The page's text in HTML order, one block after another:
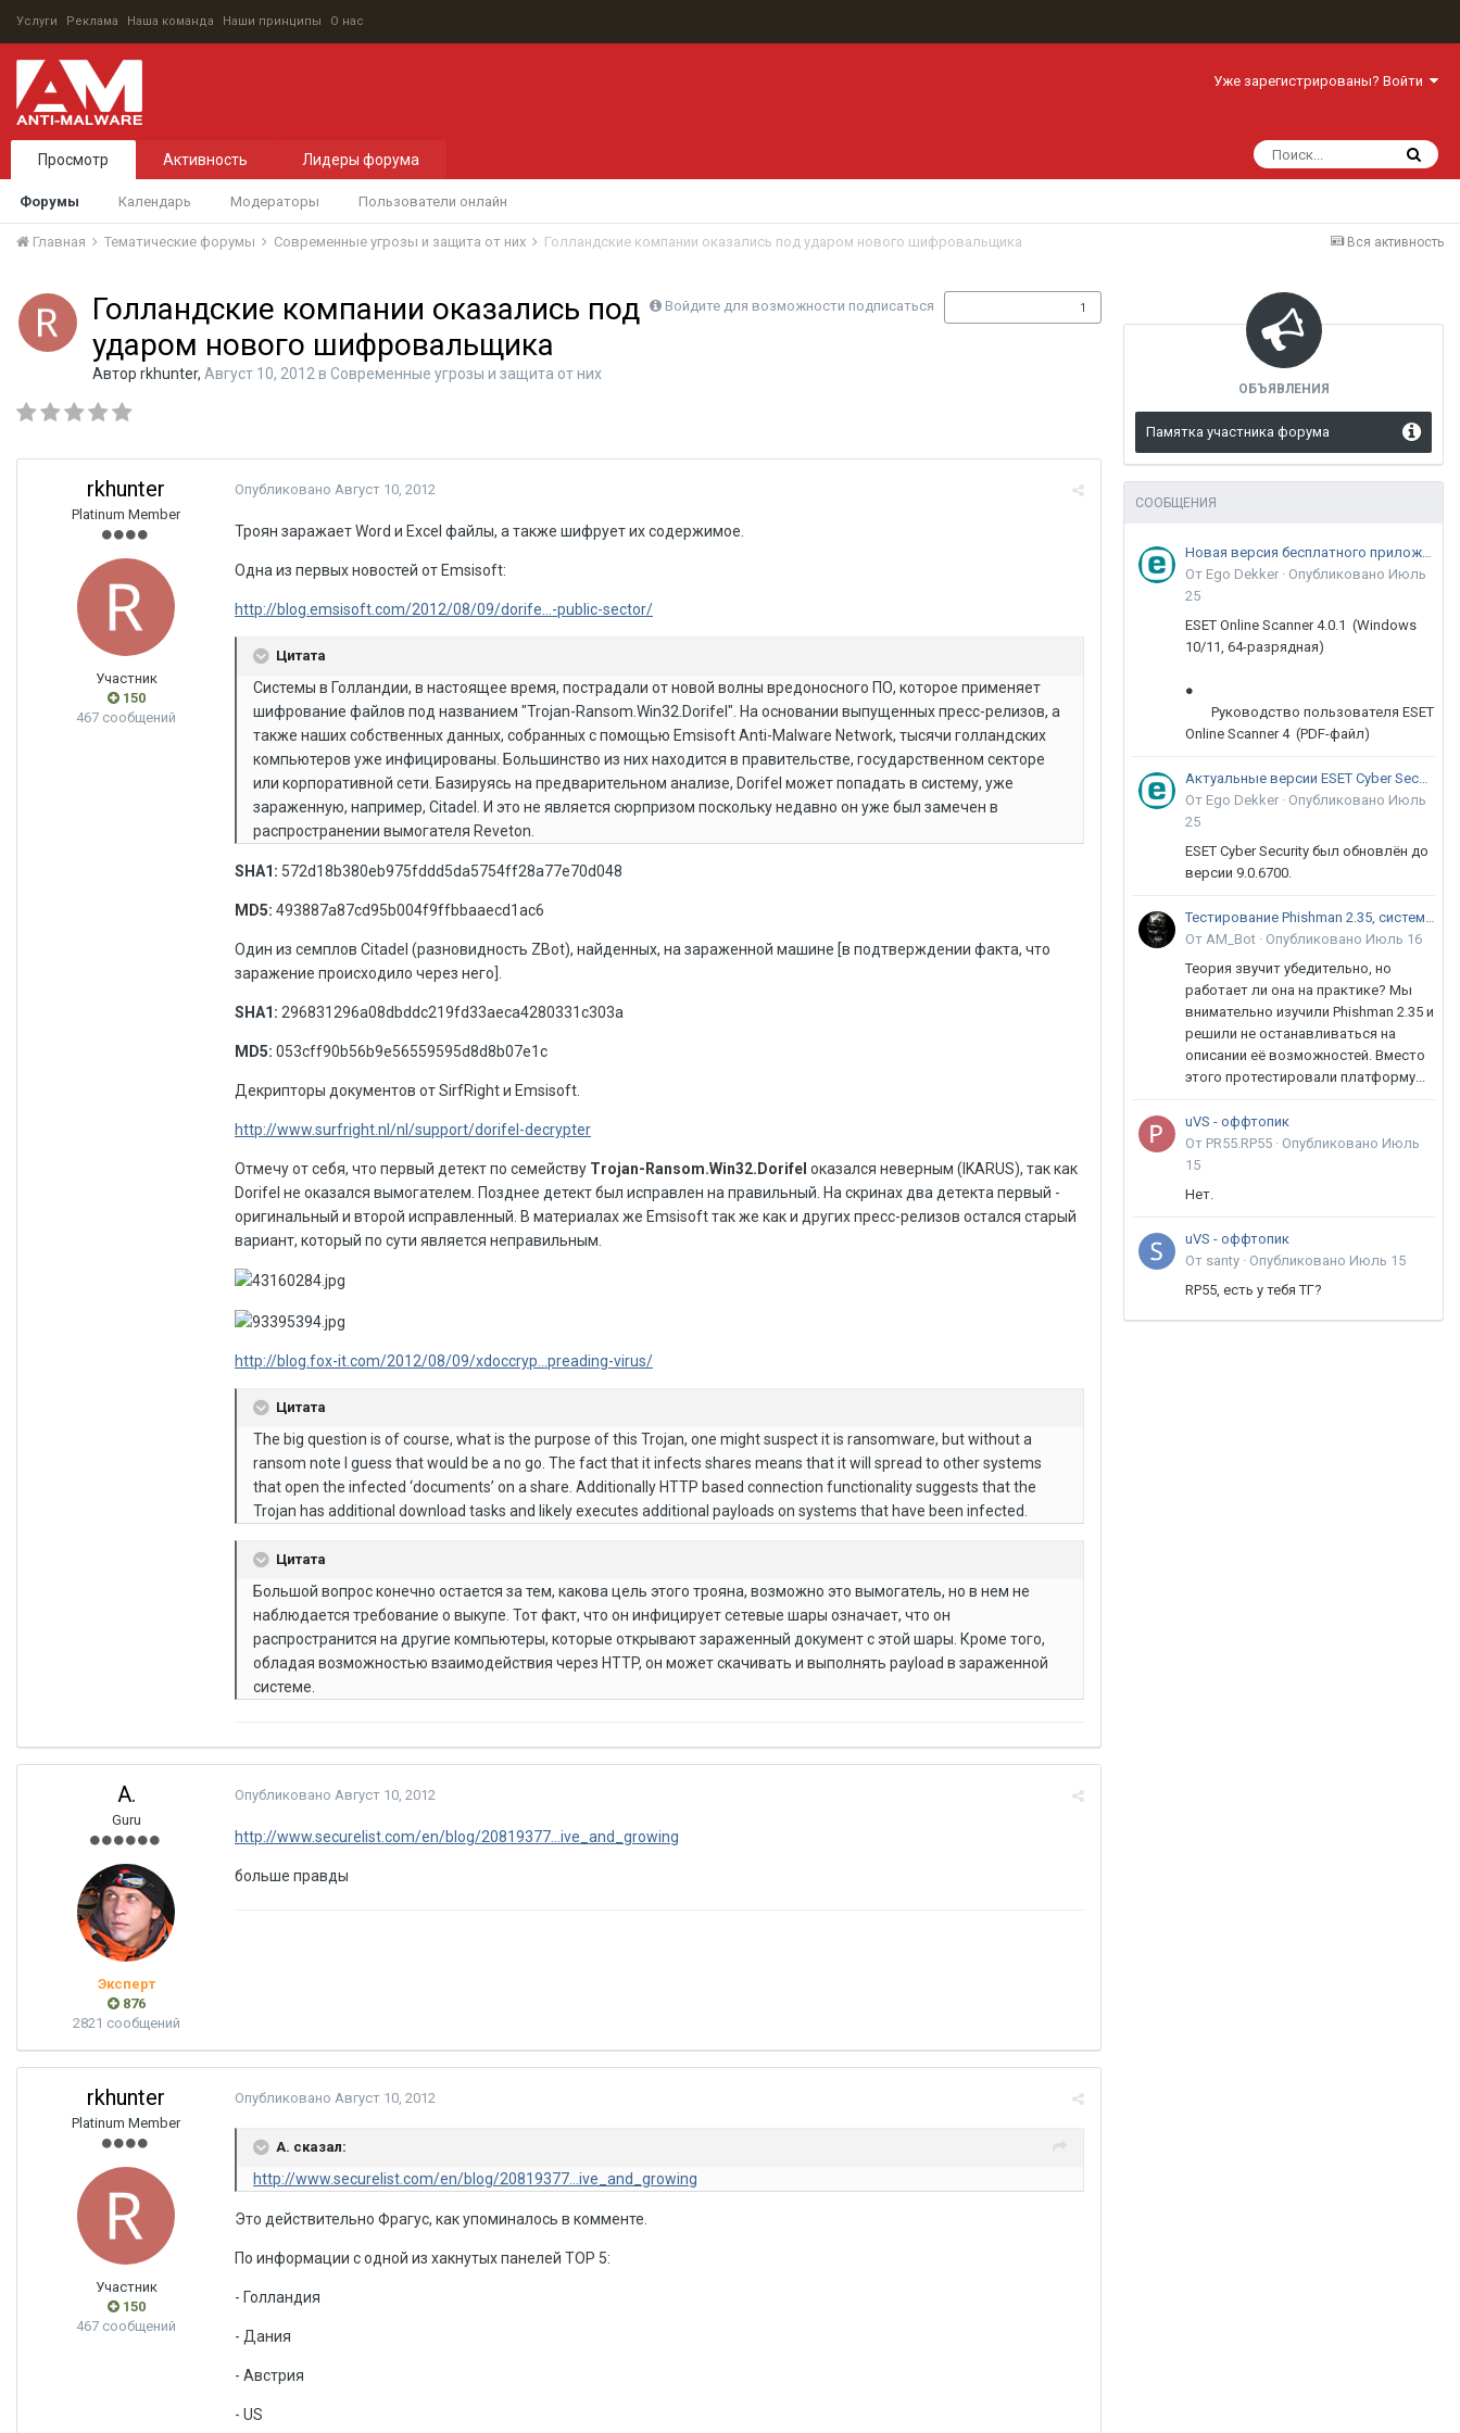
Услуги Реклама Наша команда Наши принципы О нас
Уже зарегистрированы? Войти
Просмотр
Форумы Календарь Модераторы Пользователи онлайн
Активность Лидеры форума
Вся активность
Главная Тематические форумы Современные угрозы и защита от них Голландские компании оказались под ударом нового шифровальщика
Войдите для возможности подписаться 1
Голландские компании оказались под
ударом нового шифровальщика
Автор rkhunter, Август 10, 2012 в Современные угрозы и защита от них
rkhunter
Platinum Member
Участник
150
467 сообщений
Опубликовано Август 10, 2012
Троян заражает Word и Excel файлы, а также шифрует их содержимое.
Одна из первых новостей от Emsisoft:
http://blog.emsisoft.com/2012/08/09/dorife...-public-sector/
Цитата
Системы в Голландии, в настоящее время, пострадали от новой волны вредоносного ПО, которое применяет
шифрование файлов под названием "Trojan-Ransom.Win32.Dorifel". На основании выпущенных пресс-релизов, а
также наших собственных данных, собранных с помощью Emsisoft Anti-Malware Network, тысячи голландских
компьютеров уже инфицированы. Большинство из них находится в правительстве, государственном секторе
или корпоративной сети. Базируясь на предварительном анализе, Dorifel может попадать в систему, уже
зараженную, например, Citadel. И это не является сюрпризом поскольку недавно он уже был замечен в
распространении вымогателя Reveton.
SHA1: 572d18b380eb975fddd5da5754ff28a77e70d048
MD5: 493887a87cd95b004f9ffbbaaecd1ac6
Один из семплов Citadel (разновидность ZBot), найденных, на зараженной машине [в подтверждении факта, что
заражение происходило через него].
SHA1: 296831296a08dbddc219fd33aeca4280331c303a
MD5: 053cff90b56b9e56559595d8d8b07e1c
Декрипторы документов от SirfRight и Emsisoft.
http://www.surfright.nl/nl/support/dorifel-decrypter
Отмечу от себя, что первый детект по семейству Trojan-Ransom.Win32.Dorifel оказался неверным (IKARUS), так как
Dorifel не оказался вымогателем. Позднее детект был исправлен на правильный. На скринах два детекта первый -
оригинальный и второй исправленный. В материалах же Emsisoft так же как и других пресс-релизов остался старый
вариант, который по сути является неправильным.
http://blog.fox-it.com/2012/08/09/xdoccryp...preading-virus/
Цитата
The big question is of course, what is the purpose of this Trojan, one might suspect it is ransomware, but without a
ransom note I guess that would be a no go. The fact that it infects shares means that it will spread to other systems
that open the infected ‘documents’ on a share. Additionally HTTP based connection functionality suggests that the
Trojan has additional download tasks and likely executes additional payloads on systems that have been infected.
Цитата
Большой вопрос конечно остается за тем, какова цель этого трояна, возможно это вымогатель, но в нем не
наблюдается требование о выкупе. Тот факт, что он инфицирует сетевые шары означает, что он
распространится на другие компьютеры, которые открывают зараженный документ с этой шары. Кроме того,
обладая возможностью взаимодействия через HTTP, он может скачивать и выполнять payload в зараженной
системе.
A.
Guru
Эксперт
876
2821 сообщений
Опубликовано Август 10, 2012
http://www.securelist.com/en/blog/20819377...ive_and_growing
больше правды
rkhunter
Platinum Member
Участник
150
467 сообщений
Опубликовано Август 10, 2012
A. сказал:
http://www.securelist.com/en/blog/20819377...ive_and_growing
Это действительно Фрагус, как упоминалось в комменте.
По информации с одной из хакнутых панелей TOP 5:
- Голландия
- Дания
- Австрия
- US
ОБЪЯВЛЕНИЯ
Памятка участника форума
СООБЩЕНИЯ
Новая версия бесплатного приложения ESET Online Scanner доступна пользователям
От Ego Dekker · Опубликовано Июль
25
ESET Online Scanner 4.0.1 (Windows
10/11, 64-разрядная)
●
Руководство пользователя ESET
Online Scanner 4 (PDF-файл)
Актуальные версии ESET Cyber Security 9
От Ego Dekker · Опубликовано Июль
25
ESET Cyber Security был обновлён до
версии 9.0.6700.
Тестирование Phishman 2.35, системы повышения осведомлённости пользователей в сфере ИБ
От AM_Bot · Опубликовано Июль 16
Теория звучит убедительно, но
работает ли она на практике? Мы
внимательно изучили Phishman 2.35 и
решили не останавливаться на
описании её возможностей. Вместо
этого протестировали платформу...
uVS - оффтопик
От PR55.RP55 · Опубликовано Июль
15
Нет.
uVS - оффтопик
От santy · Опубликовано Июль 15
RP55, есть у тебя ТГ?